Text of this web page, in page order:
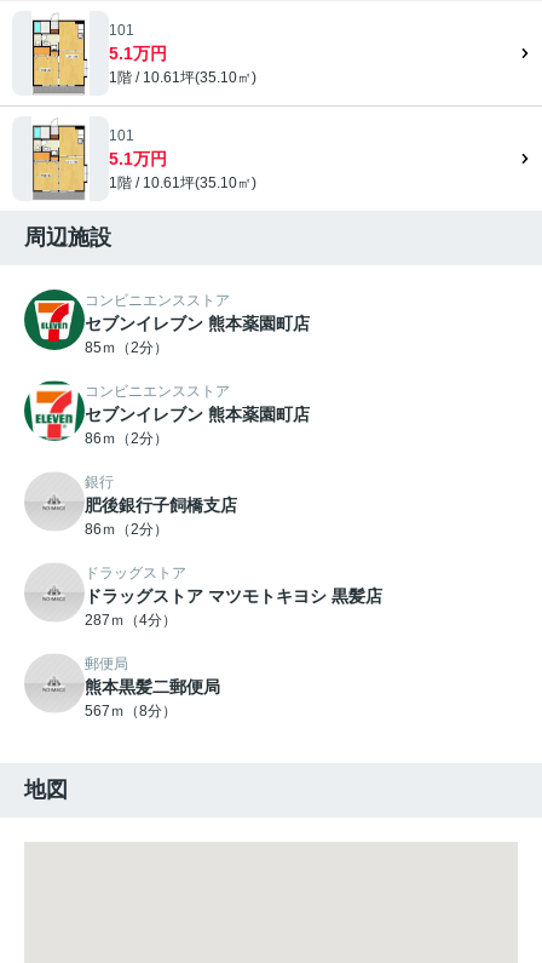
101
5.1万円
1階 / 10.61坪(35.10㎡)
101
5.1万円
1階 / 10.61坪(35.10㎡)
周辺施設
コンビニエンスストア
セブンイレブン 熊本薬園町店
85ｍ（2分）
コンビニエンスストア
セブンイレブン 熊本薬園町店
86ｍ（2分）
銀行
肥後銀行子飼橋支店
86ｍ（2分）
ドラッグストア
ドラッグストア マツモトキヨシ 黒髪店
287ｍ（4分）
郵便局
熊本黒髪二郵便局
567ｍ（8分）
地図